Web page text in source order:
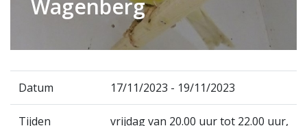
Wagenberg
Datum 17/11/2023 - 19/11/2023
Tijden
vrijdag van 20.00 uur tot 22.00 uur,